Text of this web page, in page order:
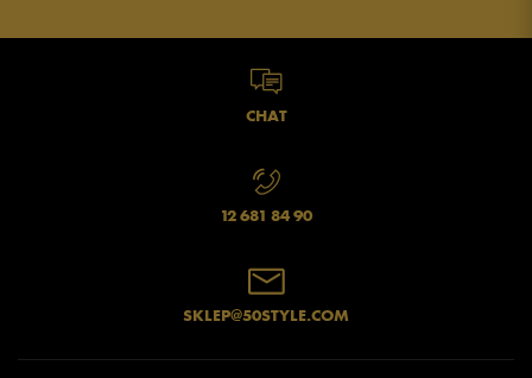
CHAT
12 681 84 90
SKLEP@50STYLE.COM